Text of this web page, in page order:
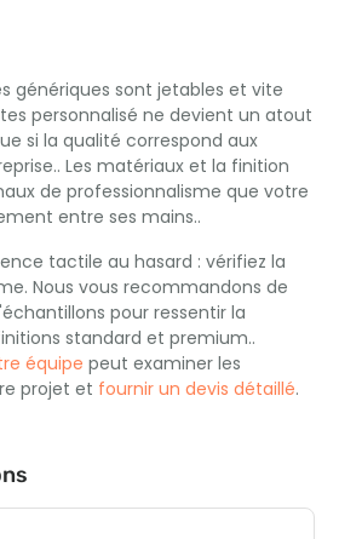
génériques sont jetables et vite
personnalisé ne devient un atout
si la qualité correspond aux
Les matériaux et la finition
de professionnalisme que votre
entre ses mains..
tactile au hasard : vérifiez la
Nous vous recommandons de
pour ressentir la
standard et premium..
équipe peut examiner les
projet et fournir un devis détaillé.